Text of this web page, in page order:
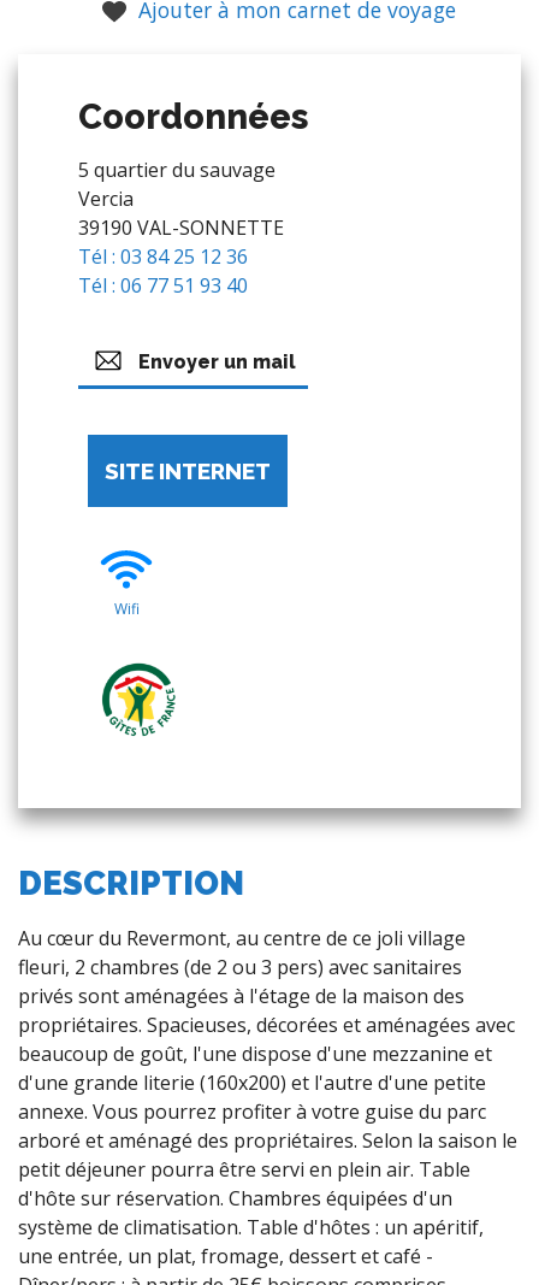
Ajouter à mon carnet de voyage
Coordonnées
5 quartier du sauvage
Vercia
39190 VAL-SONNETTE
Tél : 03 84 25 12 36
Tél : 06 77 51 93 40
Envoyer un mail
SITE INTERNET
Wifi
DESCRIPTION
Au cœur du Revermont, au centre de ce joli village
fleuri, 2 chambres (de 2 ou 3 pers) avec sanitaires
privés sont aménagées à l'étage de la maison des
propriétaires. Spacieuses, décorées et aménagées avec
beaucoup de goût, l'une dispose d'une mezzanine et
d'une grande literie (160x200) et l'autre d'une petite
annexe. Vous pourrez profiter à votre guise du parc
arboré et aménagé des propriétaires. Selon la saison le
petit déjeuner pourra être servi en plein air. Table
d'hôte sur réservation. Chambres équipées d'un
système de climatisation. Table d'hôtes : un apéritif,
une entrée, un plat, fromage, dessert et café -